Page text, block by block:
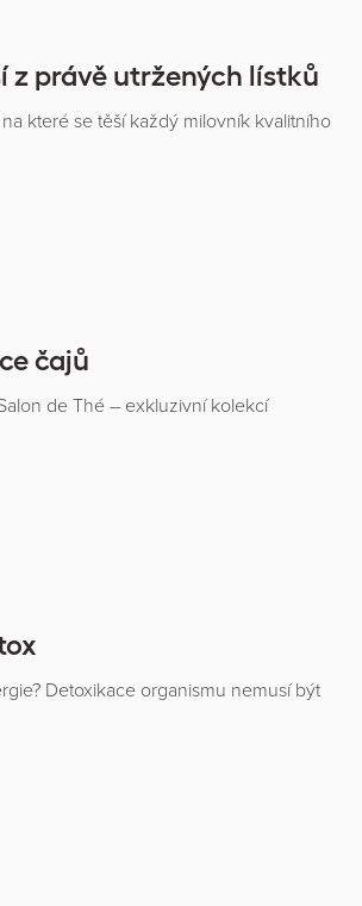
z právě utržených lístků
které se těší každý milovník kvalitního
čajů
de Thé – exkluzivní kolekcí
Detoxikace organismu nemusí být